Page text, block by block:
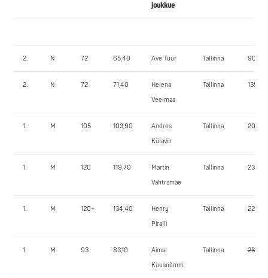
joukkue
2. N 72 65,40 Ave Tüür Tallinna 90,0
2. N 72 71,40
Helena
Veelmaa
Tallinna 135,0
1. M 105 103,90
Andres
Külaviir
Tallinna 200,0
1. M 120 119,70
Martin
Vahtramäe
Tallinna 230,0
1. M 120+ 134,40
Henry
Piralli
Tallinna 225,0
1. M 93 83,10
Aimar
Kuusnõmm
Tallinna 230,0